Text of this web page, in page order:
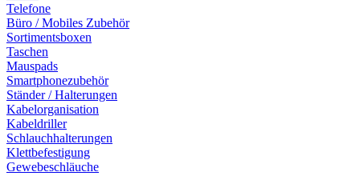
Telefone
Büro / Mobiles Zubehör
Sortimentsboxen
Taschen
Mauspads
Smartphonezubehör
Ständer / Halterungen
Kabelorganisation
Kabeldriller
Schlauchhalterungen
Klettbefestigung
Gewebeschläuche